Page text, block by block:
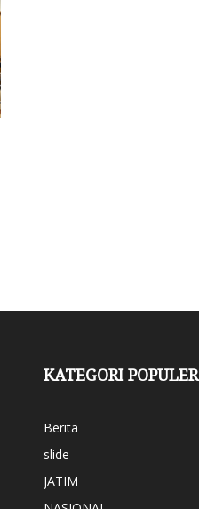
KATEGORI POPULER
Berita
slide
JATIM